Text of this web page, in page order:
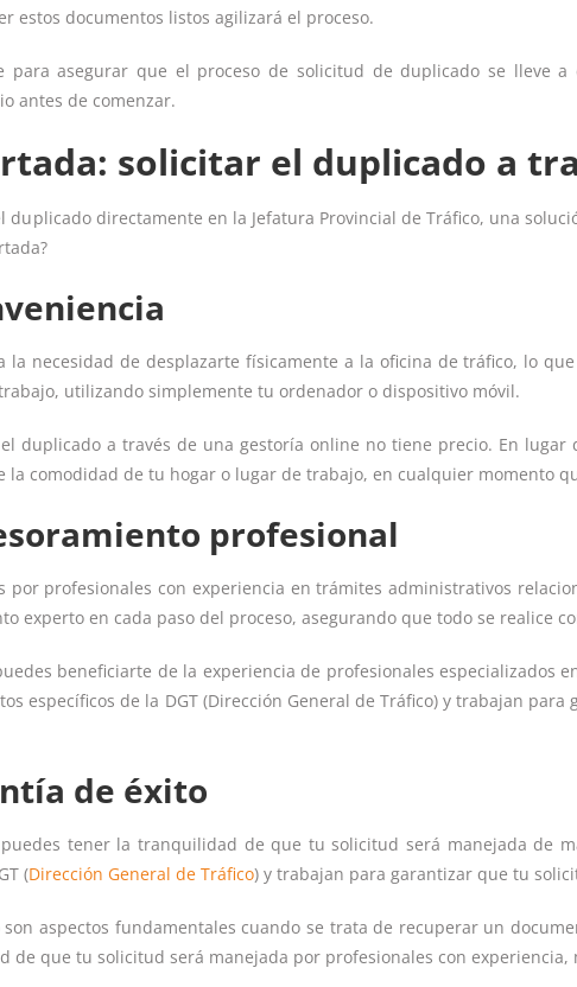
estos documentos listos agilizará el proceso.
para asegurar que el proceso de solicitud de duplicado se lleve
antes de comenzar.
solicitar el duplicado a
directamente en la Jefatura Provincial de Tráfico, una
necesidad de desplazarte físicamente a la oficina de tráfico, lo
utilizando simplemente tu ordenador o dispositivo móvil.
duplicado a través de una gestoría online no tiene precio. En
la comodidad de tu hogar o lugar de trabajo, en cualquier momento
profesional
por profesionales con experiencia en trámites administrativos
experto en cada paso del proceso, asegurando que todo se realice
beneficiarte de la experiencia de profesionales especializados
específicos de la DGT (Dirección General de Tráfico) y trabajan
de éxito
tener la tranquilidad de que tu solicitud será manejada de
(Dirección General de Tráfico) y trabajan para garantizar que tu
aspectos fundamentales cuando se trata de recuperar un
de que tu solicitud será manejada por profesionales con